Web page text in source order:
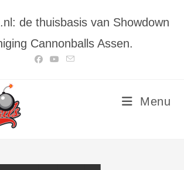
de thuisbasis van Showdown
Cannonballs Assen.
Menu